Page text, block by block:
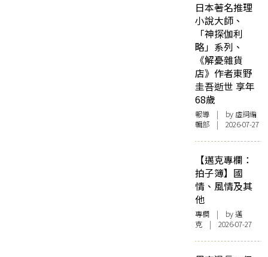
日本著名推理
小說大師、
「神探伽利
略」系列、
《解憂雜貨
店》作者東野
圭吾逝世 享年
68歲
報導 | by 虛詞編
輯部 | 2026-07-27
【邁克專欄：
拍子簿】國
情、風情及其
他
專欄 | by邁
克 | 2026-07-27